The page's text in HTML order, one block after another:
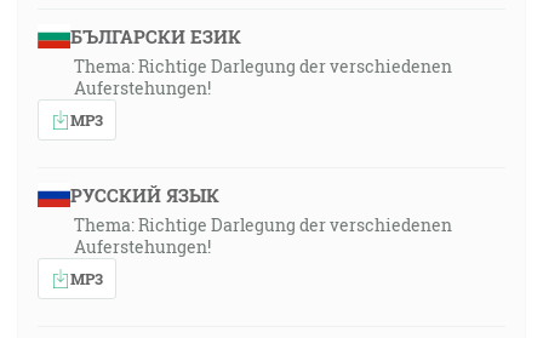
БЪЛГАРСКИ ЕЗИК
Thema: Richtige Darlegung der verschiedenen
Auferstehungen!
MP3
РУССКИЙ ЯЗЫК
Thema: Richtige Darlegung der verschiedenen
Auferstehungen!
MP3